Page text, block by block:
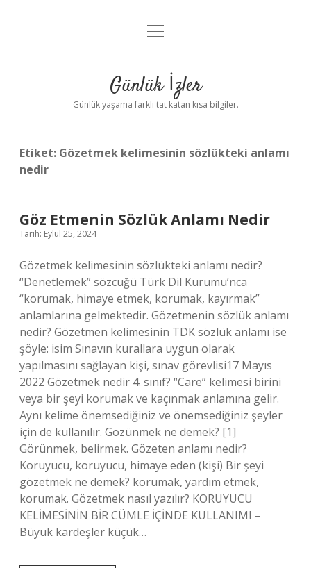
Anasayfa
Yasal Uyarı
menüyü
Günlük İzler
Günlük yaşama farklı tat katan kısa bilgiler.
Etiket: Gözetmek kelimesinin sözlükteki anlamı
nedir
Göz Etmenin Sözlük Anlamı Nedir
Tarih: Eylül 25, 2024
Gözetmek kelimesinin sözlükteki anlamı nedir?
“Denetlemek” sözcüğü Türk Dil Kurumu’nca
“korumak, himaye etmek, korumak, kayırmak”
anlamlarına gelmektedir. Gözetmenin sözlük anlamı
nedir? Gözetmen kelimesinin TDK sözlük anlamı ise
şöyle: isim Sınavın kurallara uygun olarak
yapılmasını sağlayan kişi, sınav görevlisi17 Mayıs
2022 Gözetmek nedir 4. sınıf? “Care” kelimesi birini
veya bir şeyi korumak ve kaçınmak anlamına gelir.
Aynı kelime önemsediğiniz ve önemsediğiniz şeyler
için de kullanılır. Gözünmek ne demek? [1]
Görünmek, belirmek. Gözeten anlamı nedir?
Koruyucu, koruyucu, himaye eden (kişi) Bir şeyi
gözetmek ne demek? korumak, yardım etmek,
korumak. Gözetmek nasıl yazılır? KORUYUCU
KELİMESİNİN BİR CÜMLE İÇİNDE KULLANIMI –
Büyük kardeşler küçük…